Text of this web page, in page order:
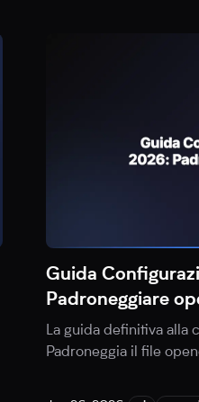
Guida
Padroneggiare
La guida definitiva alla
Padroneggia il file